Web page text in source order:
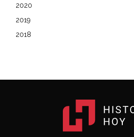
2020
2019
2018